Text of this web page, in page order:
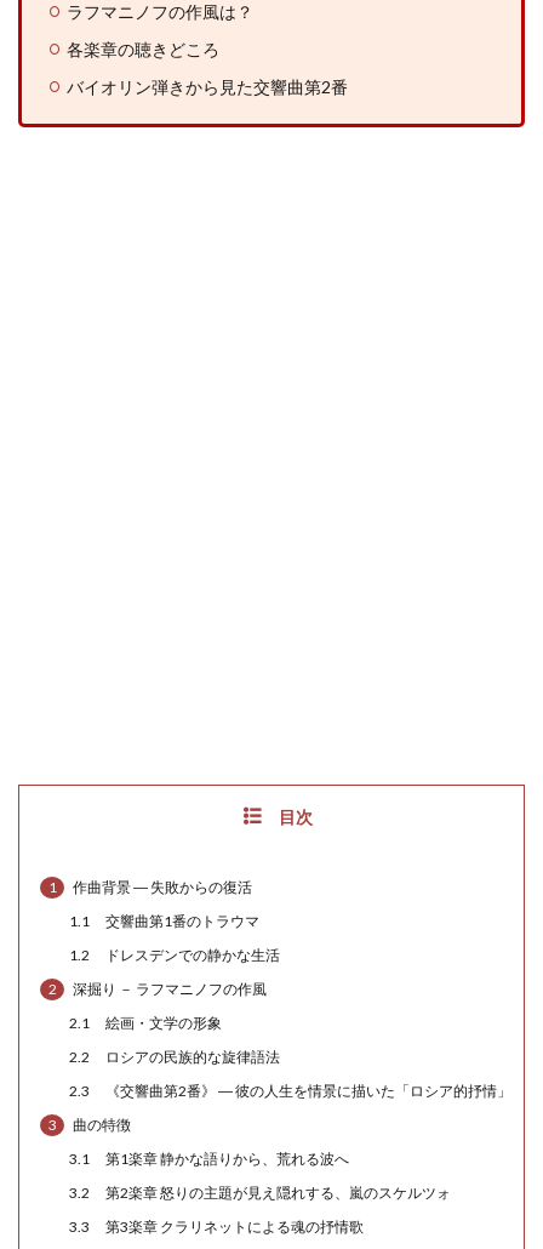
ラフマニノフの作風は？
各楽章の聴きどころ
バイオリン弾きから見た交響曲第2番
目次
1
作曲背景 ― 失敗からの復活
1.1
交響曲第1番のトラウマ
1.2
ドレスデンでの静かな生活
2
深掘り － ラフマニノフの作風
2.1
絵画・文学の形象
2.2
ロシアの民族的な旋律語法
2.3
《交響曲第2番》 ― 彼の人生を情景に描いた「ロシア的抒情」
3
曲の特徴
3.1
第1楽章 静かな語りから、荒れる波へ
3.2
第2楽章 怒りの主題が見え隠れする、嵐のスケルツォ
3.3
第3楽章 クラリネットによる魂の抒情歌